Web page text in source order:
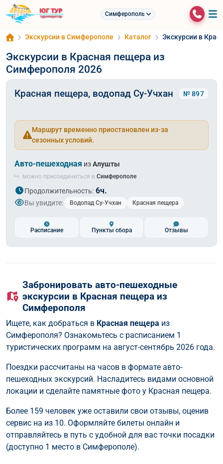
Симферополь
Экскурсии в Симферополе Каталог Экскурсии в
Экскурсии в Красная пещера из
Симферополя 2026
Красная пещера, водопад Су-Учхан № 897
Маршрут временно приостановлен из-за
сезонных условий.
Авто-пешеходная изАлушты
можно присоединиться в Симферополе
Продолжительность: 6ч.
Вы увидите: Водопад Су-Учхан Красная пещера
Расписание Пункты сбора Отзывы
Забронировать авто-пешеходные
экскурсии в Красная пещера из
Симферополя
Ищете, как добраться в Красная пещера из
Симферополя? Ознакомьтесь с расписанием 1
туристических программ на август-сентябрь 2026 года.
Поездки рассчитаны на часов в формате авто-
пешеходных экскурсий. Насладитесь видами основной
локации и сделайте памятные фото у Красная пещера.
Более 159 человек уже оставили свои отзывы, оценив
сервис на из 10. Оформляйте билеты онлайн и
отправляйтесь в путь с удобной для вас точки посадки
(доступно 1 место в Симферополе).